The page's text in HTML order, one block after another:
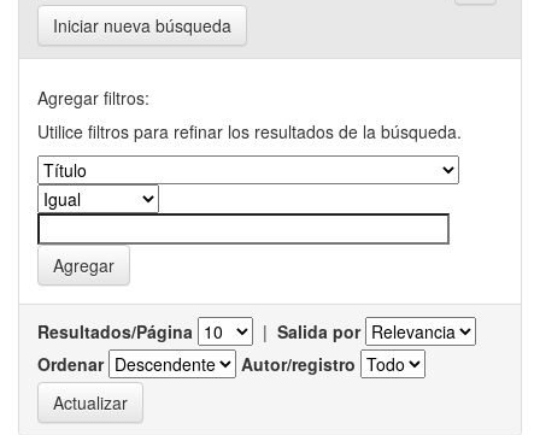
Iniciar nueva búsqueda
Agregar filtros:
Utilice filtros para refinar los resultados de la búsqueda.
Resultados/Página | Salida por
Ordenar
Autor/registro